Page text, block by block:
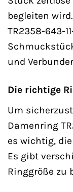
begleiten
TR2358-643-
und
Die richtige
Um
Damenring
es wichtig,
Es gibt
Ringgröße zu